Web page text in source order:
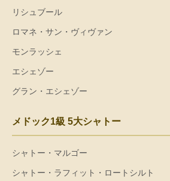
リシュブール
ロマネ・サン・ヴィヴァン
モンラッシェ
エシェゾー
グラン・エシェゾー
メドック1級 5大シャトー
シャトー・マルゴー
シャトー・ラフィット・ロートシルト